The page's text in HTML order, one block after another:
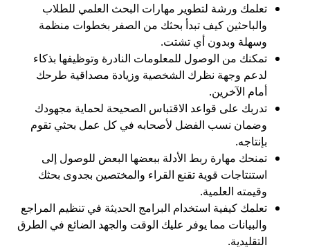
تعلمك ورشة لتطوير مهارات البحث العلمي للطلاب
والباحثين كيف تبدأ بحثك من الصفر بخطوات منظمة
وسهلة وبدون أي تشتت.
تمكنك من الوصول للمعلومات النادرة وتوظيفها بذكاء
لدعم وجهة نظرك الشخصية وزيادة مصداقية طرحك
أمام الآخرين.
تدربك على قواعد الاقتباس الصحيحة لحماية مجهودك
وضمان نسب الفضل لأصحابه في كل عمل بحثي تقوم
بإنتاجه.
تمنحك مهارة ربط الأدلة ببعضها البعض للوصول إلى
استنتاجات قوية تقنع القراء والمختصين بجدوى بحثك
وقيمته العلمية.
تعلمك كيفية استخدام البرامج الحديثة في تنظيم المراجع
والبيانات مما يوفر عليك الوقت والجهد الضائع في الطرق
التقليدية.